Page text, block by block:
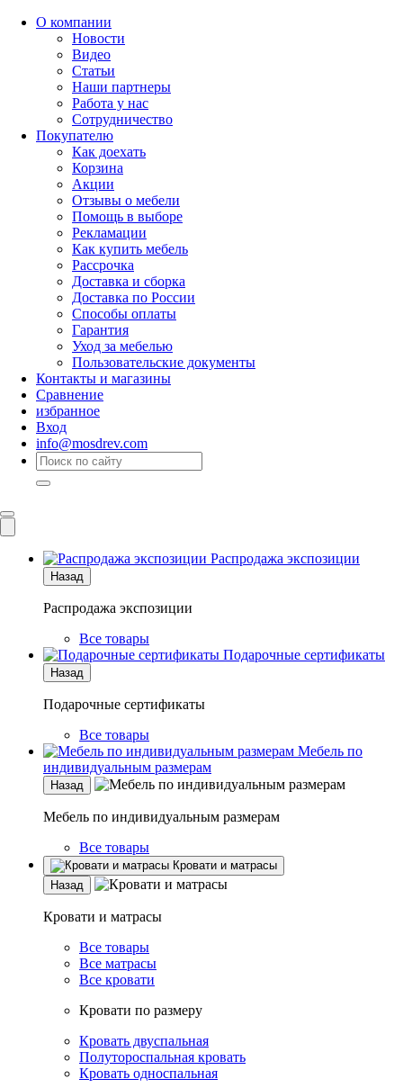
О компании
Новости
Видео
Статьи
Наши партнеры
Работа у нас
Сотрудничество
Покупателю
Как доехать
Корзина
Акции
Отзывы о мебели
Помощь в выборе
Рекламации
Как купить мебель
Рассрочка
Доставка и сборка
Доставка по России
Способы оплаты
Гарантия
Уход за мебелью
Пользовательские документы
Контакты и магазины
Сравнение
избранное
Вход
info@mosdrev.com
Распродажа экспозиции
Назад
Распродажа экспозиции
Все товары
Подарочные сертификаты
Назад
Подарочные сертификаты
Все товары
Мебель по
индивидуальным размерам
Назад
Мебель по индивидуальным размерам
Все товары
Кровати и матрасы
Назад
Кровати и матрасы
Все товары
Все матрасы
Все кровати
Кровати по размеру
Кровать двуспальная
Полутороспальная кровать
Кровать односпальная